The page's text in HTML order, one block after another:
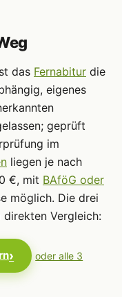
das Fernabitur die
eigenes
geprüft
im
liegen je nach
€, mit BAföG oder
möglich. Die drei
Vergleich:
oder alle 3